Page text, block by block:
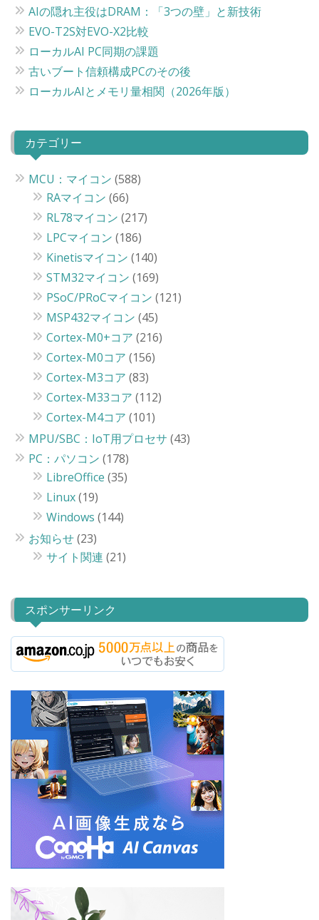
AIの隠れ主役はDRAM：「3つの壁」と新技術
EVO-T2S対EVO-X2比較
ローカルAI PC同期の課題
古いブート信頼構成PCのその後
ローカルAIとメモリ量相関（2026年版）
カテゴリー
MCU：マイコン (588)
RAマイコン (66)
RL78マイコン (217)
LPCマイコン (186)
Kinetisマイコン (140)
STM32マイコン (169)
PSoC/PRoCマイコン (121)
MSP432マイコン (45)
Cortex-M0+コア (216)
Cortex-M0コア (156)
Cortex-M3コア (83)
Cortex-M33コア (112)
Cortex-M4コア (101)
MPU/SBC：IoT用プロセサ (43)
PC：パソコン (178)
LibreOffice (35)
Linux(19)
Windows (144)
お知らせ(23)
サイト関連 (21)
スポンサーリンク